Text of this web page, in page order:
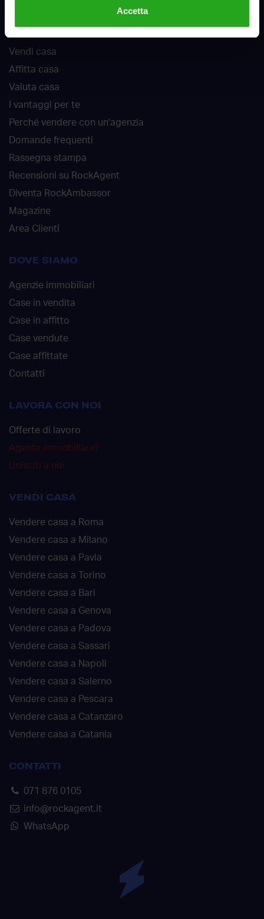
Accetta
Vendi casa
Affitta casa
Valuta casa
I vantaggi per te
Perché vendere con un'agenzia
Domande frequenti
Rassegna stampa
Recensioni su RockAgent
Diventa RockAmbassor
Magazine
Area Clienti
DOVE SIAMO
Agenzie immobiliari
Case in vendita
Case in affitto
Case vendute
Case affittate
Contatti
LAVORA CON NOI
Offerte di lavoro
Agente immobiliare?
Unisciti a noi
VENDI CASA
Vendere casa a Roma
Vendere casa a Milano
Vendere casa a Pavia
Vendere casa a Torino
Vendere casa a Bari
Vendere casa a Genova
Vendere casa a Padova
Vendere casa a Sassari
Vendere casa a Napoli
Vendere casa a Salerno
Vendere casa a Pescara
Vendere casa a Catanzaro
Vendere casa a Catania
CONTATTI
071 876 0105
info@rockagent.it
WhatsApp